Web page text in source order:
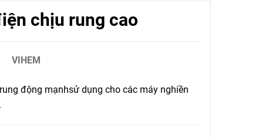
chịu rung cao
VIHEM
động mạnhsử dụng cho các máy nghiền